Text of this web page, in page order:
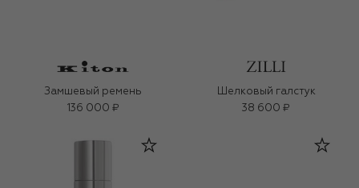
Замшевый ремень
136 000 ₽
Шелковый галстук
38 600 ₽